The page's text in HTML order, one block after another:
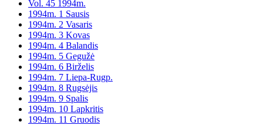
Vol. 45 1994m.
1994m. 1 Sausis
1994m. 2 Vasaris
1994m. 3 Kovas
1994m. 4 Balandis
1994m. 5 Gegužė
1994m. 6 Birželis
1994m. 7 Liepa-Rugp.
1994m. 8 Rugsėjis
1994m. 9 Spalis
1994m. 10 Lapkritis
1994m. 11 Gruodis